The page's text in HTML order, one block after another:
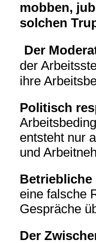
mobben,
solchen
Der
der
ihre
Politisch
entsteht nur
und
eine falsche
Gespräche
Der